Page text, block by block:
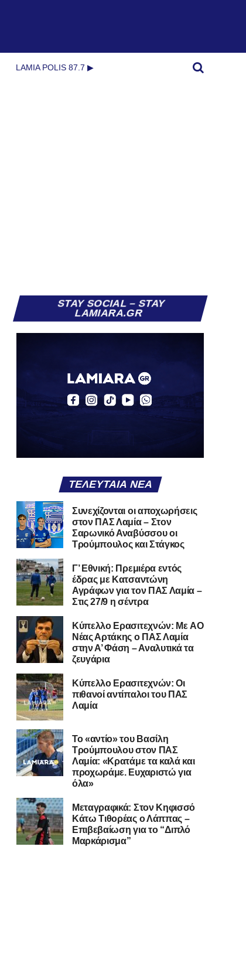
LAMIA POLIS 87.7 ▶︎
STAY SOCIAL – STAY
LAMIARA.GR
ΤΕΛΕΥΤΑΊΑ ΝΈΑ
Συνεχίζονται οι αποχωρήσεις
στον ΠΑΣ Λαμία – Στον
Σαρωνικό Αναβύσσου οι
Τρούμπουλος και Στάγκος
Γ’ Εθνική: Πρεμιέρα εντός
έδρας με Κατσαντώνη
Αγράφων για τον ΠΑΣ Λαμία –
Στις 27/9 η σέντρα
Kύπελλο Ερασιτεχνών: Με AO
Nέας Αρτάκης ο ΠΑΣ Λαμία
στην Α’ Φάση – Αναλυτικά τα
ζευγάρια
Κύπελλο Ερασιτεχνών: Οι
πιθανοί αντίπαλοι του ΠΑΣ
Λαμία
Το «αντίο» του Βασίλη
Τρούμπουλου στον ΠΑΣ
Λαμία: «Κρατάμε τα καλά και
προχωράμε. Ευχαριστώ για
όλα»
Μεταγραφικά: Στον Κηφισσό
Κάτω Τιθορέας ο Λάππας –
Επιβεβαίωση για το “Διπλό
Μαρκάρισμα”